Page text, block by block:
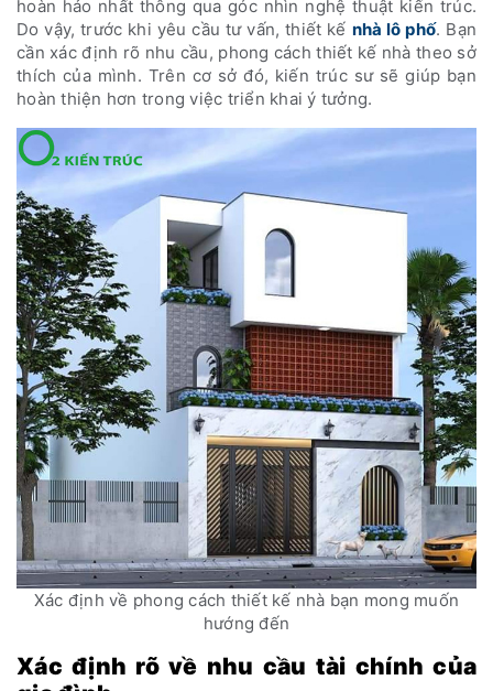
hoàn hảo nhất thông qua góc nhìn nghệ thuật kiến trúc.
Do vậy, trước khi yêu cầu tư vấn, thiết kế nhà lô phố. Bạn
cần xác định rõ nhu cầu, phong cách thiết kế nhà theo sở
thích của mình. Trên cơ sở đó, kiến trúc sư sẽ giúp bạn
hoàn thiện hơn trong việc triển khai ý tưởng.
Xác định về phong cách thiết kế nhà bạn mong muốn
hướng đến
Xác định rõ về nhu cầu tài chính của